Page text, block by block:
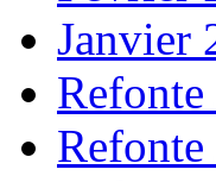
Janvier
Refonte
Refonte